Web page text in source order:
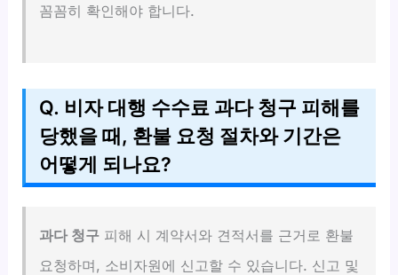
꼼꼼히 확인해야 합니다.
Q. 비자 대행 수수료 과다 청구 피해를
당했을 때, 환불 요청 절차와 기간은
어떻게 되나요?
과다 청구 피해 시 계약서와 견적서를 근거로 환불
요청하며, 소비자원에 신고할 수 있습니다. 신고 및